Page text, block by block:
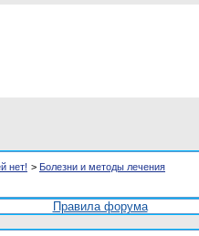
нет! > Болезни и методы лечения
Правила форума